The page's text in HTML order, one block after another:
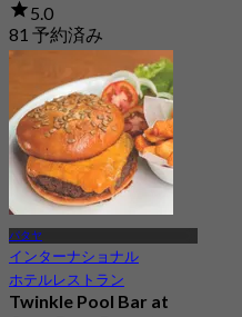
5.0
81 予約済み
から
パタヤ
インターナショナル
ホテルレストラン
Twinkle Pool Bar at